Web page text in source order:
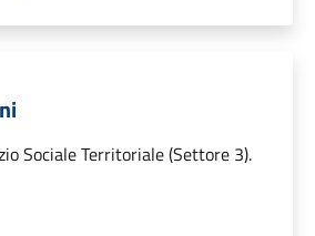
Sociale Territoriale (Settore 3).